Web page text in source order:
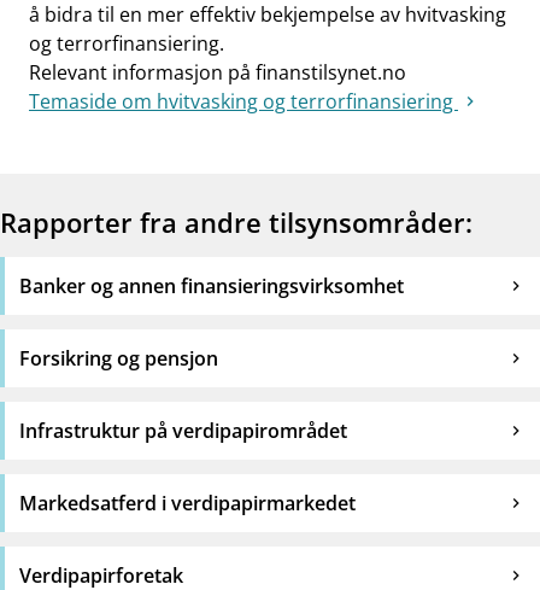
å bidra til en mer effektiv bekjempelse av hvitvasking
og terrorfinansiering.
Relevant informasjon på finanstilsynet.no
Temaside om hvitvasking og terrorfinansiering
Rapporter fra andre tilsynsområder:
Banker og annen finansieringsvirksomhet
Forsikring og pensjon
Infrastruktur på verdipapirområdet
Markedsatferd i verdipapirmarkedet
Verdipapirforetak